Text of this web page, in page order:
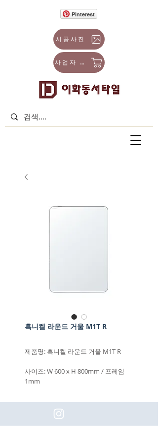
사업자 몰
시공사진
Pinterest
흑니켈 라운드 거울 M1T R
제품명: 흑니켈 라운드 거울 M1T R
사이즈: W 600 x H 800mm / 프레임
1mm